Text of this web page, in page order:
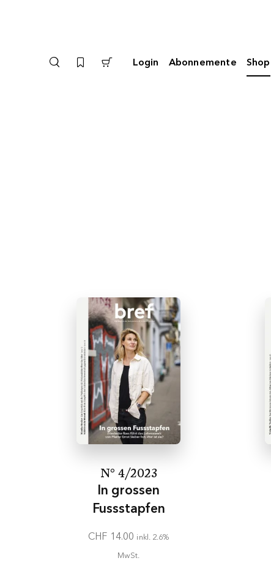
Login Abonnemente Shop
N° 4/2023
In grossen
Fussstapfen
CHF 14.00 inkl. 2.6%
MwSt.